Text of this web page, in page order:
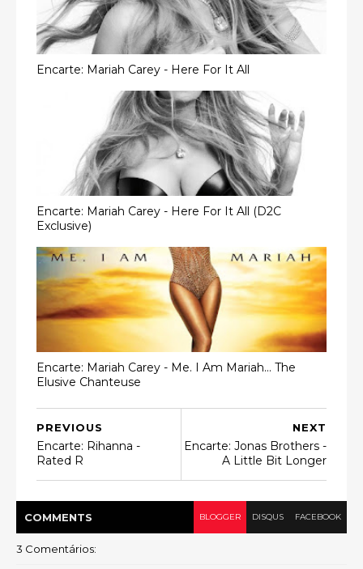
Encarte: Mariah Carey - Here For It All
Encarte: Mariah Carey - Here For It All (D2C
Exclusive)
Encarte: Mariah Carey - Me. I Am Mariah... The
Elusive Chanteuse
NEXT
Encarte: Jonas Brothers -
A Little Bit Longer
PREVIOUS
Encarte: Rihanna -
Rated R
COMMENTS BLOGGER DISQUS FACEBOOK
3 Comentários: